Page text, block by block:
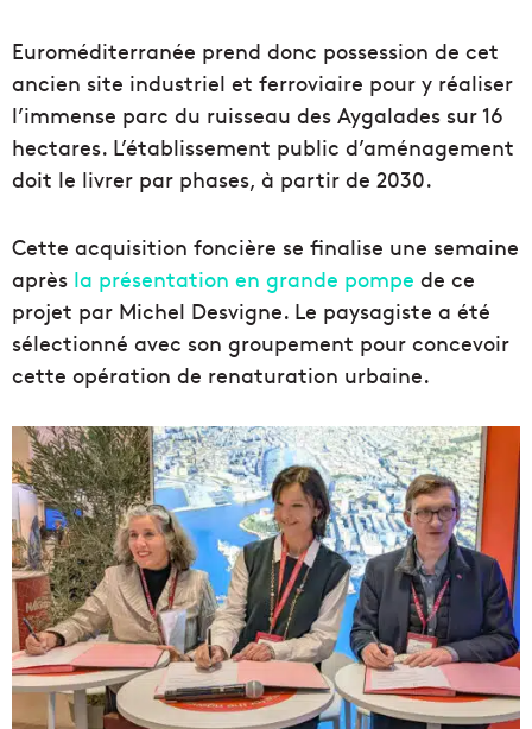
Euroméditerranée prend donc possession de cet
ancien site industriel et ferroviaire pour y réaliser
l’immense parc du ruisseau des Aygalades sur 16
hectares. L’établissement public d’aménagement
doit le livrer par phases, à partir de 2030.
Cette acquisition foncière se finalise une semaine
après la présentation en grande pompe de ce
projet par Michel Desvigne. Le paysagiste a été
sélectionné avec son groupement pour concevoir
cette opération de renaturation urbaine.